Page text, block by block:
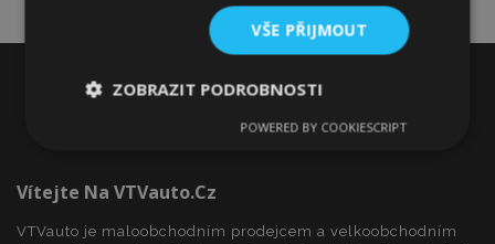
Vítejte Na VTVauto.cz
VTVauto je maloobchodním prodejcem a velkoobchodním
VŠE PŘIJMOUT
ZOBRAZIT PODROBNOSTI
Výkonové
Soubory
POWERED BY COOKIESCRIPT